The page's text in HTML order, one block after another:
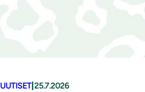
UUTISET| 25.7.2026